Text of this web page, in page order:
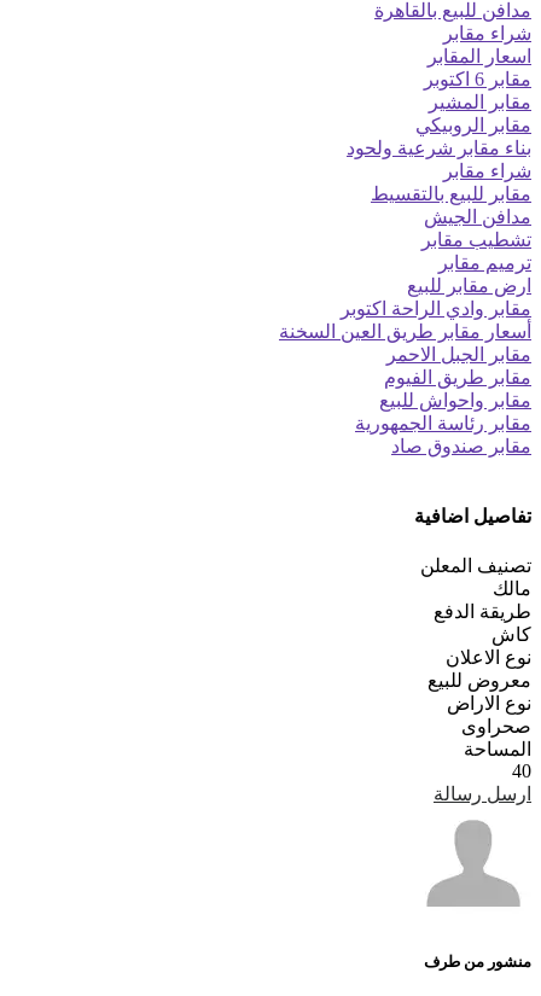
مدافن للبيع بالقاهرة
شراء مقابر
اسعار المقابر
مقابر 6 اكتوبر
مقابر المشير
مقابر الروبيكي
بناء مقابر شرعية ولحود
شراء مقابر
مقابر للبيع بالتقسيط
مدافن الجيش
تشطيب مقابر
ترميم مقابر
ارض مقابر للبيع
مقابر وادي الراحة اكتوبر
أسعار مقابر طريق العين السخنة
مقابر الجبل الاحمر
مقابر طريق الفيوم
مقابر واحواش للبيع
مقابر رئاسة الجمهورية
مقابر صندوق صاد
تفاصيل اضافية
تصنيف المعلن
مالك
طريقة الدفع
كاش
نوع الاعلان
معروض للبيع
نوع الاراض
صحراوى
المساحة
40
ارسل رسالة
منشور من طرف